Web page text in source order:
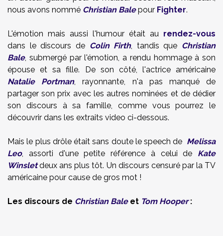
nous avons nommé Christian Balepour Fighter.
L'émotion mais aussi l'humour était au rendez-vous
dans le discours de Colin Firth, tandis que Christian
Bale, submergé par l'émotion, a rendu hommage à son
épouse et sa fille. De son côté, l'actrice américaine
Natalie Portman, rayonnante, n'a pas manqué de
partager son prix avec les autres nominées et de dédier
son discours à sa famille, comme vous pourrez le
découvrir dans les extraits video ci-dessous.
Mais le plus drôle était sans doute le speech de Melissa
Leo, assorti d'une petite référence à celui de Kate
Winsletdeux ans plus tôt. Un discours censuré par la TV
américaine pour cause de gros mot !
Les discours de Christian Baleet Tom Hooper: